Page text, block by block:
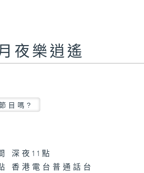
夜樂逍遙
目嗎?
深夜11點
香港電台普通話台